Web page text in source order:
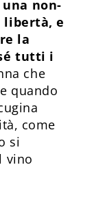
non-
libertà, e
la
tutti i
che
quando
come
si
vino